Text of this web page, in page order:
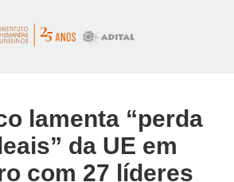
lamenta “perda
da UE em
com 27 líderes